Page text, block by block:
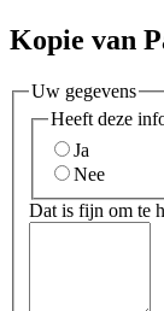
Kopie van
Uw gegevens
Heeft deze
Ja
Nee
Dat is fijn om te